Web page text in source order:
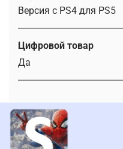
Версия с PS4 для PS5
Цифровой товар
Да